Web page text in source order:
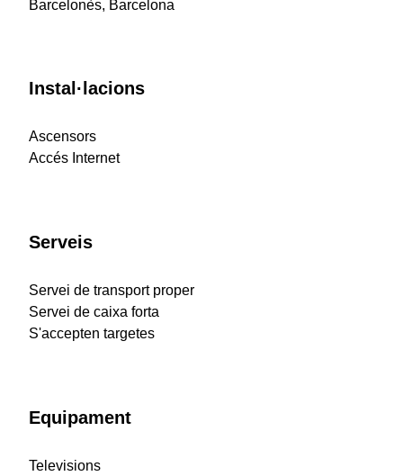
Barcelonès, Barcelona
Instal·lacions
Ascensors
Accés Internet
Serveis
Servei de transport proper
Servei de caixa forta
S'accepten targetes
Equipament
Televisions